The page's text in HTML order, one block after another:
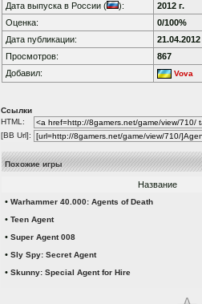
Дата выпуска в России (
):
2012 г.
Оценка:
0/100%
Дата публикации:
21.04.2012
Просмотров:
867
Добавил:
Vova
Ссылки
HTML:
[BB Url]:
Похожие игры
Название
• Warhammer 40.000: Agents of Death
• Teen Agent
• Super Agent 008
• Sly Spy: Secret Agent
• Skunny: Special Agent for Hire